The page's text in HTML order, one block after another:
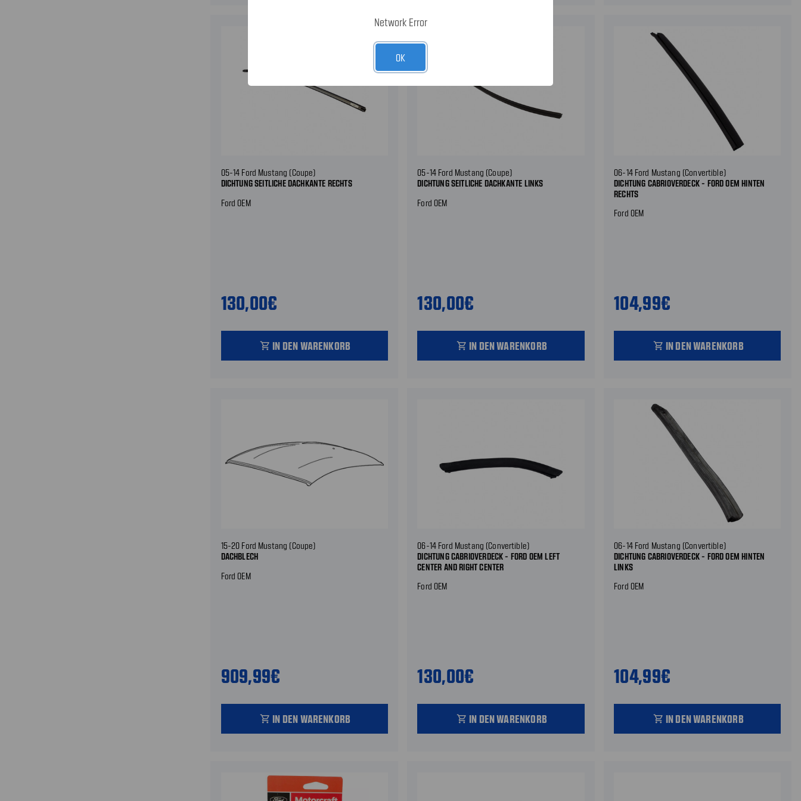
05-14 Ford Mustang (Coupe)
DICHTUNG SEITLICHE DACHKANTE RECHTS
Ford OEM
130,00€
shopping_cart IN DEN WARENKORB
05-14 Ford Mustang (Coupe)
DICHTUNG SEITLICHE DACHKANTE LINKS
Ford OEM
130,00€
shopping_cart IN DEN WARENKORB
06-14 Ford Mustang (Convertible)
DICHTUNG CABRIOVERDECK - FORD OEM HINTEN
RECHTS
Ford OEM
104,99€
shopping_cart IN DEN WARENKORB
15-20 Ford Mustang (Coupe)
DACHBLECH
Ford OEM
909,99€
shopping_cart IN DEN WARENKORB
06-14 Ford Mustang (Convertible)
DICHTUNG CABRIOVERDECK - FORD OEM LEFT
CENTER AND RIGHT CENTER
Ford OEM
130,00€
shopping_cart IN DEN WARENKORB
06-14 Ford Mustang (Convertible)
DICHTUNG CABRIOVERDECK - FORD OEM HINTEN
LINKS
Ford OEM
104,99€
shopping_cart IN DEN WARENKORB
Network Error
OK